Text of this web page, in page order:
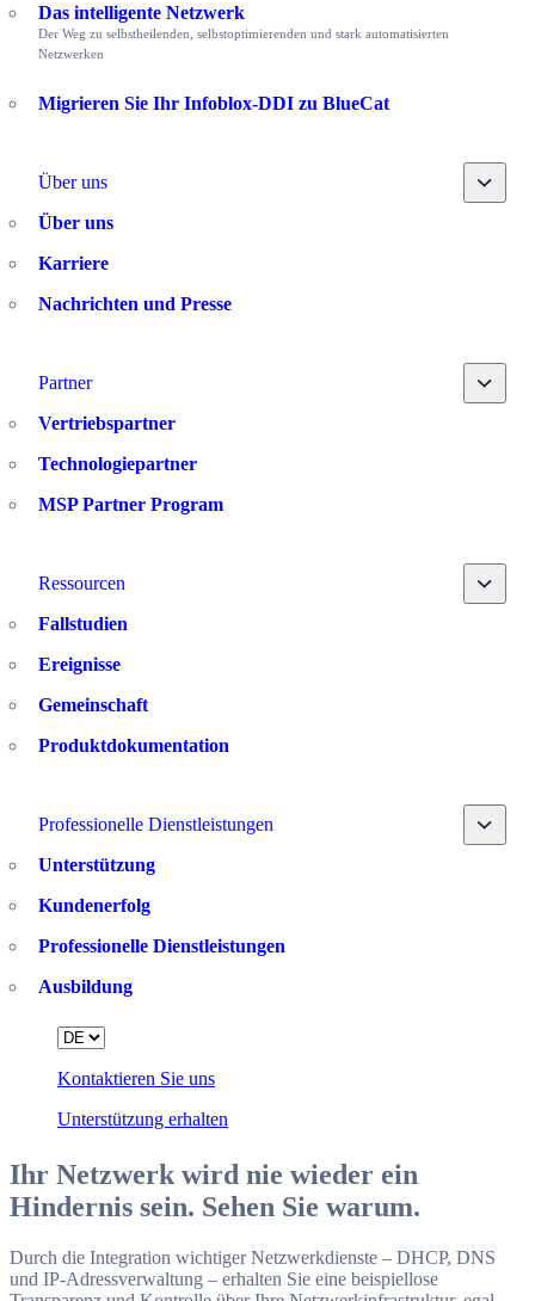
Das intelligente Netzwerk
Der Weg zu selbstheilenden, selbstoptimierenden und stark automatisierten
Netzwerken
Migrieren Sie Ihr Infoblox-DDI zu BlueCat
Über uns Toggle
Über uns
Karriere
Nachrichten und Presse
Partner Toggle
Vertriebspartner
Technologiepartner
MSP Partner Program
Ressourcen Toggle
Fallstudien
Ereignisse
Gemeinschaft
Produktdokumentation
Professionelle Dienstleistungen Toggle
Unterstützung
Kundenerfolg
Professionelle Dienstleistungen
Ausbildung
Kontaktieren Sie uns
Unterstützung erhalten
Language
Ihr Netzwerk wird nie wieder ein
Hindernis sein. Sehen Sie warum.
Durch die Integration wichtiger Netzwerkdienste – DHCP, DNS
und IP-Adressverwaltung – erhalten Sie eine beispiellose